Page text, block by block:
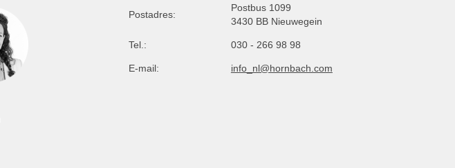
Postadres:
Postbus 1099
3430 BB Nieuwegein
Tel.: 030 - 266 98 98
E-mail: info_nl@hornbach.com